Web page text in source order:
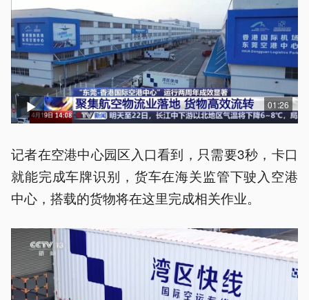
01:26
记者在空港中心园区入口看到，只需要3秒，卡口
就能完成车牌识别，货车在海关监管下驶入空港
中心，搭载的货物将在这里完成相关作业。